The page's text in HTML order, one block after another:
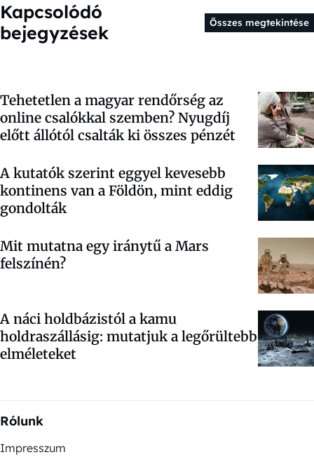
Kapcsolódó
bejegyzések
Összes megtekintése
Tehetetlen a magyar rendőrség az
online csalókkal szemben? Nyugdíj
előtt állótól csalták ki összes pénzét
A kutatók szerint eggyel kevesebb
kontinens van a Földön, mint eddig
gondolták
Mit mutatna egy iránytű a Mars
felszínén?
A náci holdbázistól a kamu
holdraszállásig: mutatjuk a legőrültebb
elméleteket
Rólunk
Impresszum